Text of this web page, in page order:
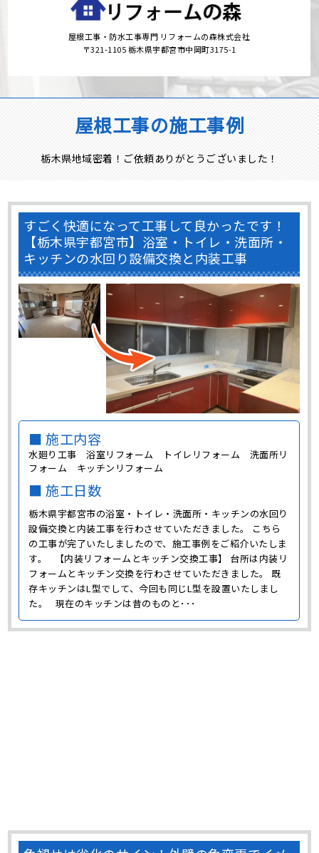
屋根工事・防水工事専門 リフォームの森株式会社
〒321-1105 栃木県宇都宮市中岡町3175-1
屋根工事の施工事例
栃木県地域密着！ご依頼ありがとうございました！
すごく快適になって工事して良かったです！
【栃木県宇都宮市】浴室・トイレ・洗面所・
キッチンの水回り設備交換と内装工事
■ 施工内容
水廻り工事 浴室リフォーム トイレリフォーム 洗面所リ
フォーム キッチンリフォーム
■ 施工日数
栃木県宇都宮市の浴室・トイレ・洗面所・キッチンの水回り
設備交換と内装工事を行わさせていただきました。 こちら
の工事が完了いたしましたので、施工事例をご紹介いたしま
す。 【内装リフォームとキッチン交換工事】 台所は内装リ
フォームとキッチン交換を行わさせていただきました。 既
存キッチンはL型でして、今回も同じL型を設置いたしまし
た。 現在のキッチンは昔のものと･･･